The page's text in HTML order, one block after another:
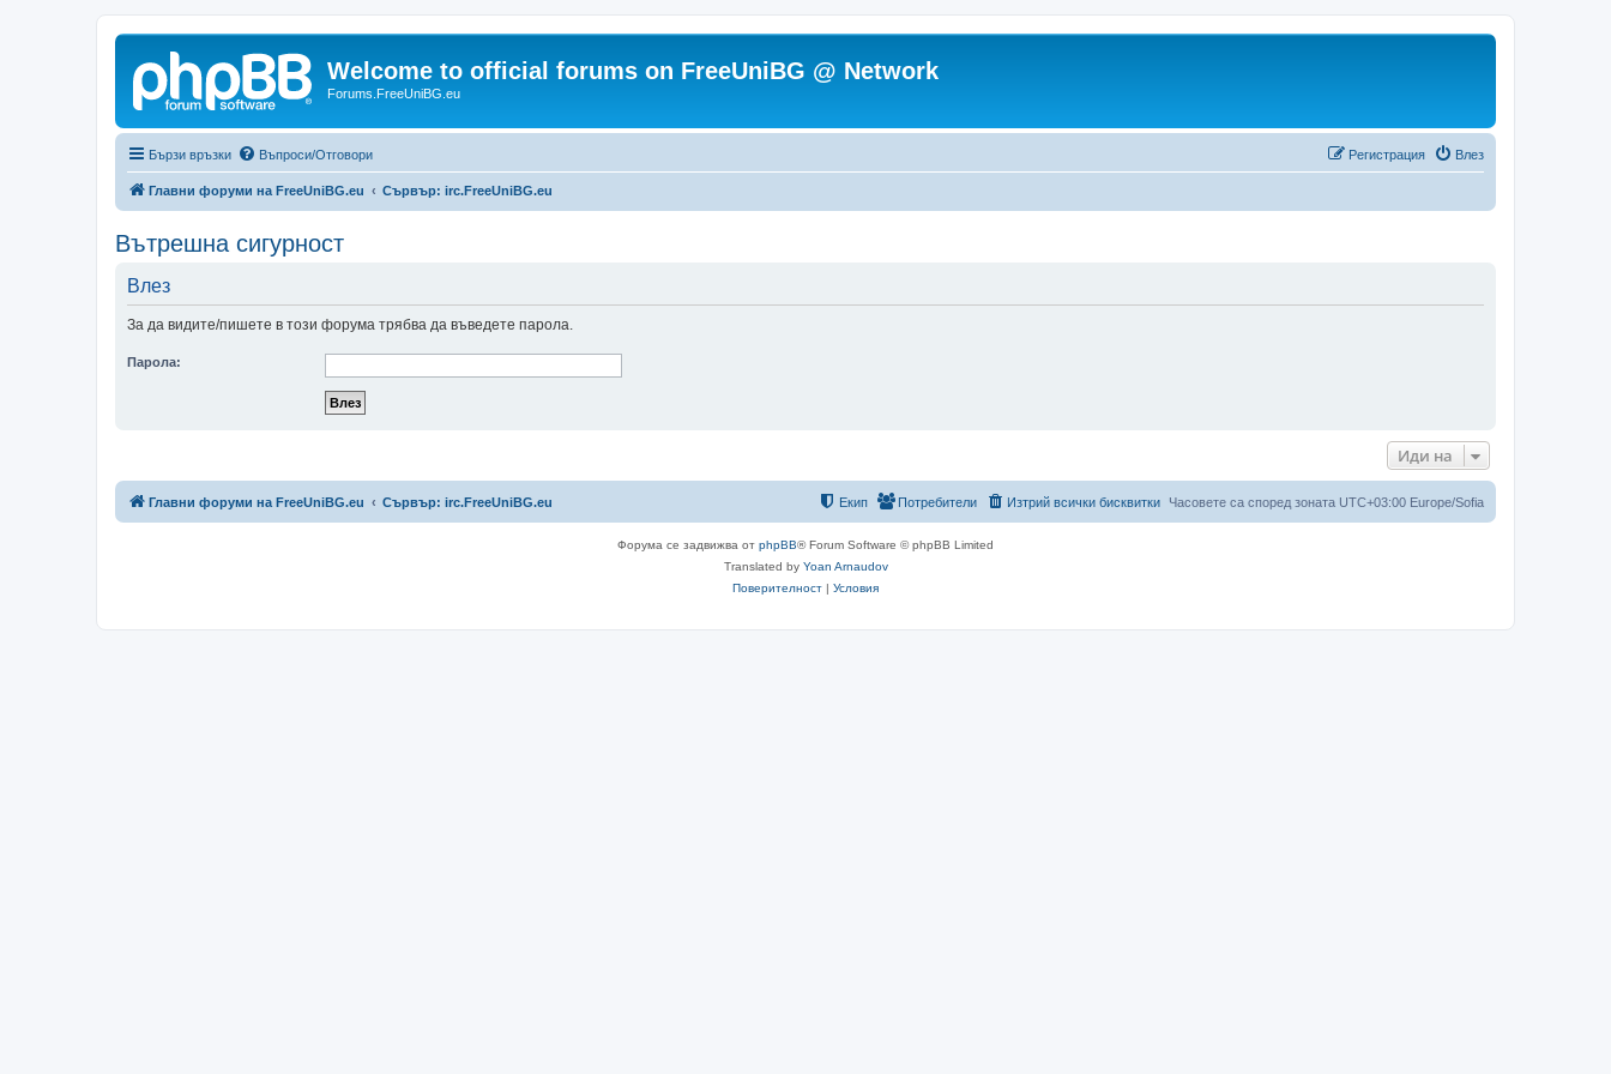
Welcome to official forums on FreeUniBG @ Network
Forums.FreeUniBG.eu
Бързи връзки Въпроси/Отговори Влез
Регистрация
Главни форуми на FreeUniBG.eu Сървър: irc.FreeUniBG.eu
Вътрешна сигурност
Влез
За да видите/пишете в този форума трябва да въведете парола.
Парола:
Иди на
Главни форуми на FreeUniBG.eu Сървър: irc.FreeUniBG.eu Часовете са според зоната UTC+03:00 Europe/Sofia
Изтрий всички бисквитки
Потребители
Екип
Форума се задвижва от phpBB® Forum Software © phpBB Limited
Translated by Yoan Arnaudov
Поверителност | Условия